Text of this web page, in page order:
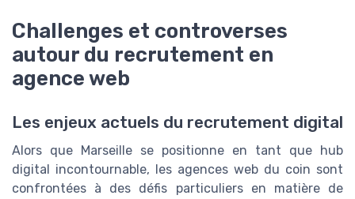
Challenges et controverses
autour du recrutement en
agence web
Les enjeux actuels du recrutement digital
Alors que Marseille se positionne en tant que hub
digital incontournable, les agences web du coin sont
confrontées à des défis particuliers en matière de